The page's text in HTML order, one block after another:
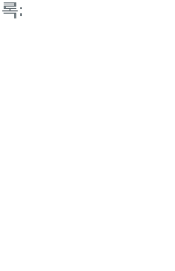
: